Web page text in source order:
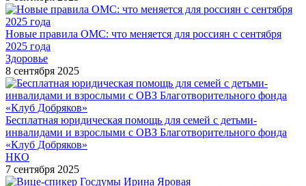
Новые правила ОМС: что меняется для россиян с сентября
2025 года
Здоровье
8 сентября 2025
Бесплатная юридическая помощь для семей с детьми-
инвалидами и взрослыми с ОВЗ Благотворительного фонда
«Клуб Добряков»
НКО
7 сентября 2025